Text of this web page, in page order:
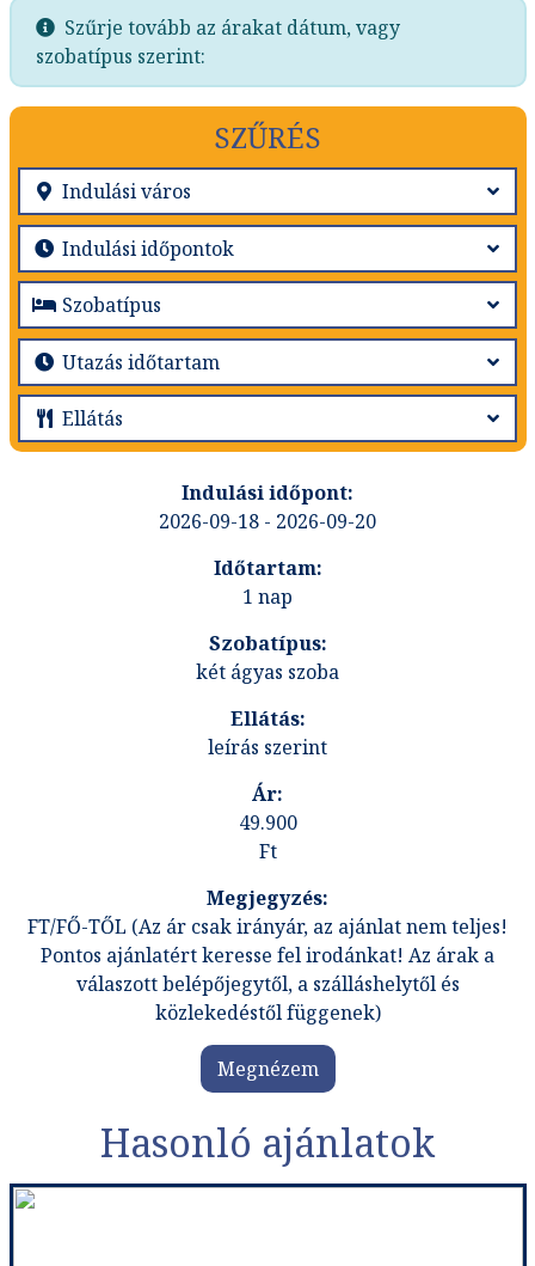
Szűrje tovább az árakat dátum, vagy
szobatípus szerint:
SZŰRÉS
2026-09-18 - 2026-09-20
1 nap
két ágyas szoba
leírás szerint
49.900
Ft
FT/FŐ-TŐL (Az ár csak irányár, az ajánlat nem teljes!
Pontos ajánlatért keresse fel irodánkat! Az árak a
válaszott belépőjegytől, a szálláshelytől és
közlekedéstől függenek)
Megnézem
Hasonló ajánlatok